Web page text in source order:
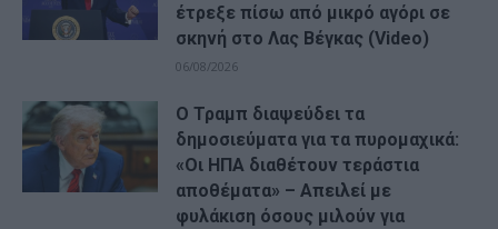
έτρεξε πίσω από μικρό αγόρι σε
σκηνή στο Λας Βέγκας (Video)
06/08/2026
Ο Τραμπ διαψεύδει τα
δημοσιεύματα για τα πυρομαχικά:
«Οι ΗΠΑ διαθέτουν τεράστια
αποθέματα» – Απειλεί με
φυλάκιση όσους μιλούν για